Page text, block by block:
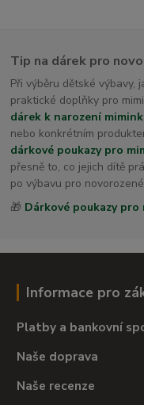
Tip na dárek pro
Při výběru dětské výbavy,
praktické doplňky pro
dárek k narození
nebo konkrétním
dárkové poukazy pro
přesně to, co jejich dítě
po výbavu pro
🎁 Dárkové poukazy pro
Informace pro
Platby a bankovní
Naše doprava
Naše recenze